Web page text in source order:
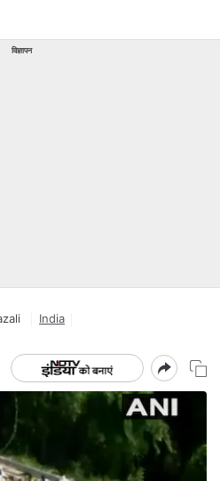
विज्ञापन
India